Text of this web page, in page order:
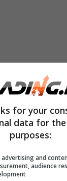
che
da quella
for your
data for
purposes:
advertising and
audience